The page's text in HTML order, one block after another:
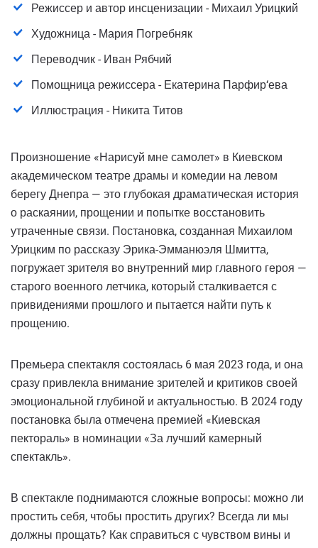
Режиссер и автор инсценизации - Михаил Урицкий
Художница - Мария Погребняк
Переводчик - Иван Рябчий
Помощница режиссера - Екатерина Парфир‘ева
Иллюстрация - Никита Титов
Произношение «Нарисуй мне самолет» в Киевском
академическом театре драмы и комедии на левом
берегу Днепра — это глубокая драматическая история
о раскаянии, прощении и попытке восстановить
утраченные связи. Постановка, созданная Михаилом
Урицким по рассказу Эрика-Эмманюэля Шмитта,
погружает зрителя во внутренний мир главного героя —
старого военного летчика, который сталкивается с
привидениями прошлого и пытается найти путь к
прощению.
Премьера спектакля состоялась 6 мая 2023 года, и она
сразу привлекла внимание зрителей и критиков своей
эмоциональной глубиной и актуальностью. В 2024 году
постановка была отмечена премией «Киевская
пектораль» в номинации «За лучший камерный
спектакль».
В спектакле поднимаются сложные вопросы: можно ли
простить себя, чтобы простить других? Всегда ли мы
должны прощать? Как справиться с чувством вины и